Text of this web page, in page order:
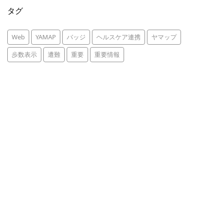
タグ
Web YAMAP バッジ ヘルスケア連携
ヤマップ
歩数表示
遭難 重要 重要情報